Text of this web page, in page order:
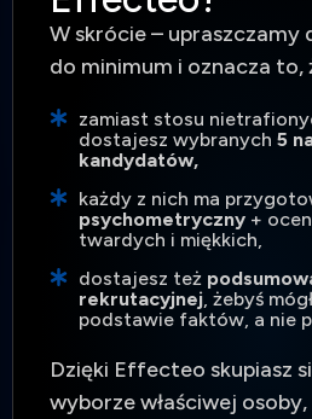
W skrócie – upraszczamy
do minimum i oznacza to,
zamiast stosu
dostajesz wybranych 5
kandydatów,
każdy z nich ma
psychometryczny+
twardych i miękkich,
dostajesz też
rekrutacyjnej, żebyś
podstawie faktów, a nie
Dzięki Effecteo skupiasz
wyborze właściwej osoby,